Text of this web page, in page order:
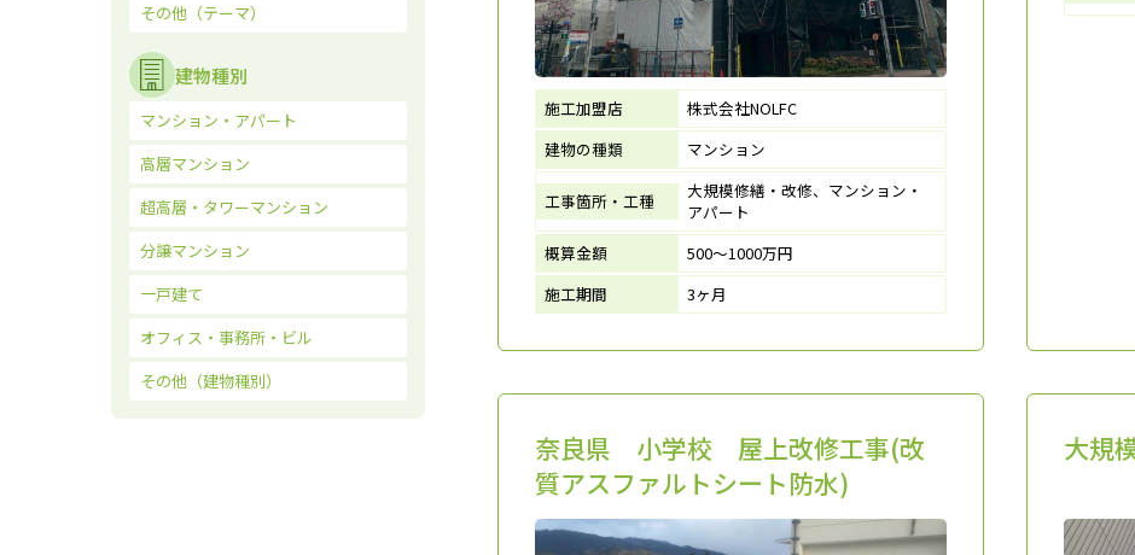
施工加盟店
株式会社NOLFC
建物の種類
マンション
工事箇所・工種
大規模修繕・改修、マンション・
アパート
概算金額
500～1000万円
施工期間
3ヶ月
奈良県 小学校 屋上改修工事(改
質アスファルトシート防水)
大規
その他（テーマ）
建物種別
マンション・アパート
高層マンション
超高層・タワーマンション
分譲マンション
一戸建て
オフィス・事務所・ビル
その他（建物種別）